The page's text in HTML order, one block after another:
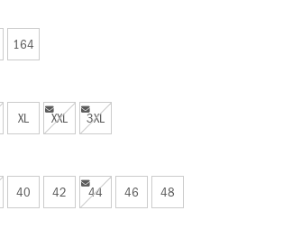
164
XL XXL 3XL
40 42 44 46 48